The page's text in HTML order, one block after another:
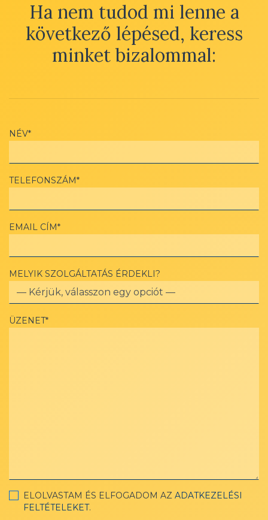
Ha nem tudod mi lenne a
következő lépésed, keress
minket bizalommal:
NÉV*
TELEFONSZÁM*
EMAIL CÍM*
MELYIK SZOLGÁLTATÁS ÉRDEKLI?
ÜZENET*
ELOLVASTAM ÉS ELFOGADOM AZ ADATKEZELÉSI
FELTÉTELEKET.